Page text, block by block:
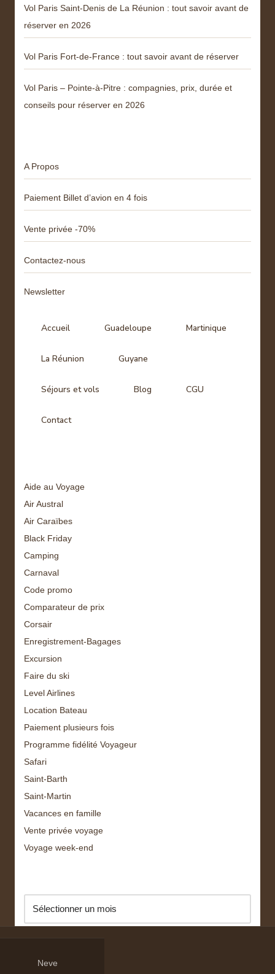
Vol Paris Saint-Denis de La Réunion : tout savoir avant de
réserver en 2026
Vol Paris Fort-de-France : tout savoir avant de réserver
Vol Paris – Pointe-à-Pitre : compagnies, prix, durée et
conseils pour réserver en 2026
A Propos
Paiement Billet d’avion en 4 fois
Vente privée -70%
Contactez-nous
Newsletter
Accueil Guadeloupe Martinique
La Réunion Guyane
Séjours et vols Blog CGU
Contact
Aide au Voyage
Air Austral
Air Caraïbes
Black Friday
Camping
Carnaval
Code promo
Comparateur de prix
Corsair
Enregistrement-Bagages
Excursion
Faire du ski
Level Airlines
Location Bateau
Paiement plusieurs fois
Programme fidélité Voyageur
Safari
Saint-Barth
Saint-Martin
Vacances en famille
Vente privée voyage
Voyage week-end
Neve